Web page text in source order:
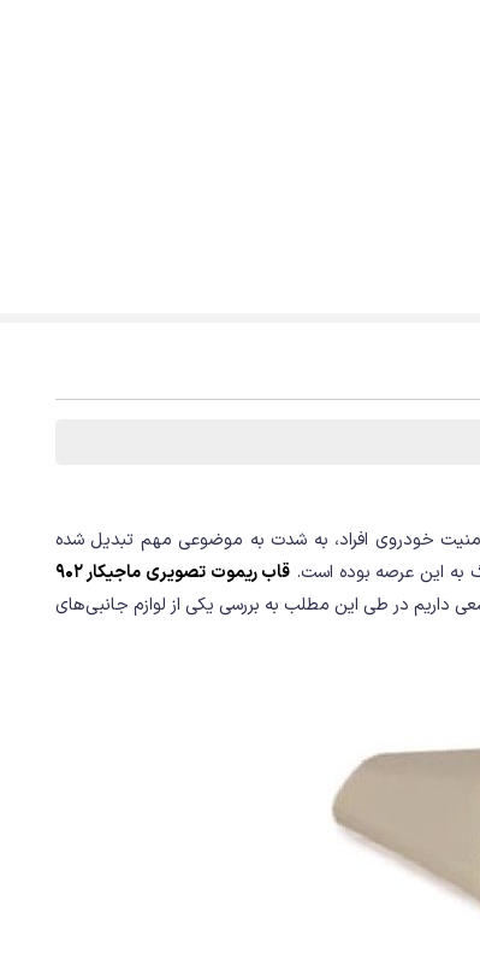
خودروی افراد، به شدت به موضوعی مهم تبدیل شده
به این عرصه بوده است. قاب ریموت تصویری ماجیکار 902
داریم در طی این مطلب به بررسی یکی از لوازم جانبی‌های